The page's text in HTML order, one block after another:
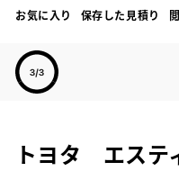
お気に入り 保存した見積り
トヨタ エステ